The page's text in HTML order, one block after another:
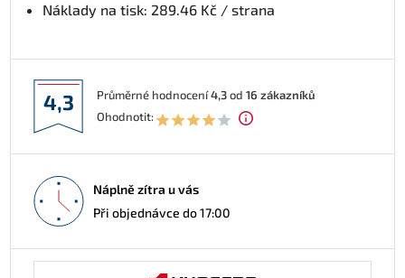
Náklady na tisk: 289.46 Kč / strana
4,3 Průměrné hodnocení4,3od 16 zákazníků
Ohodnotit:
Náplně zítra u vás
Při objednávce do 17:00